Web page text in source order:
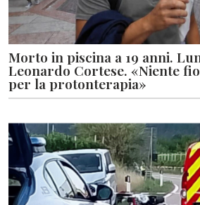
Morto in piscina a 19 anni.
Leonardo Cortese. «Niente
per la protonterapia»